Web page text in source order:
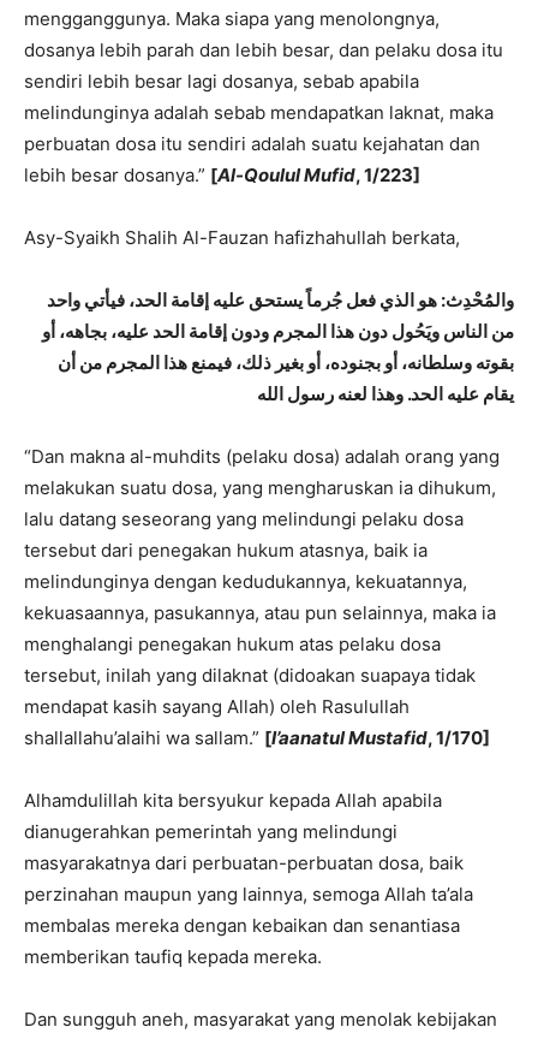
mengganggunya. Maka siapa yang menolongnya,
dosanya lebih parah dan lebih besar, dan pelaku dosa itu
sendiri lebih besar lagi dosanya, sebab apabila
melindunginya adalah sebab mendapatkan laknat, maka
perbuatan dosa itu sendiri adalah suatu kejahatan dan
lebih besar dosanya.” [Al-Qoulul Mufid, 1/223]
Asy-Syaikh Shalih Al-Fauzan hafizhahullah berkata,
والمُحْدِث: هو الذي فعل جُرماً يستحق عليه إقامة الحد، فيأتي واحد
من الناس ويَحُول دون هذا المجرم ودون إقامة الحد عليه، بجاهه، أو
بقوته وسلطانه، أو بجنوده، أو بغير ذلك، فيمنع هذا المجرم من أن
يقام عليه الحد. وهذا لعنه رسول الله
“Dan makna al-muhdits (pelaku dosa) adalah orang yang
melakukan suatu dosa, yang mengharuskan ia dihukum,
lalu datang seseorang yang melindungi pelaku dosa
tersebut dari penegakan hukum atasnya, baik ia
melindunginya dengan kedudukannya, kekuatannya,
kekuasaannya, pasukannya, atau pun selainnya, maka ia
menghalangi penegakan hukum atas pelaku dosa
tersebut, inilah yang dilaknat (didoakan suapaya tidak
mendapat kasih sayang Allah) oleh Rasulullah
shallallahu’alaihi wa sallam.” [I’aanatul Mustafid, 1/170]
Alhamdulillah kita bersyukur kepada Allah apabila
dianugerahkan pemerintah yang melindungi
masyarakatnya dari perbuatan-perbuatan dosa, baik
perzinahan maupun yang lainnya, semoga Allah ta’ala
membalas mereka dengan kebaikan dan senantiasa
memberikan taufiq kepada mereka.
Dan sungguh aneh, masyarakat yang menolak kebijakan